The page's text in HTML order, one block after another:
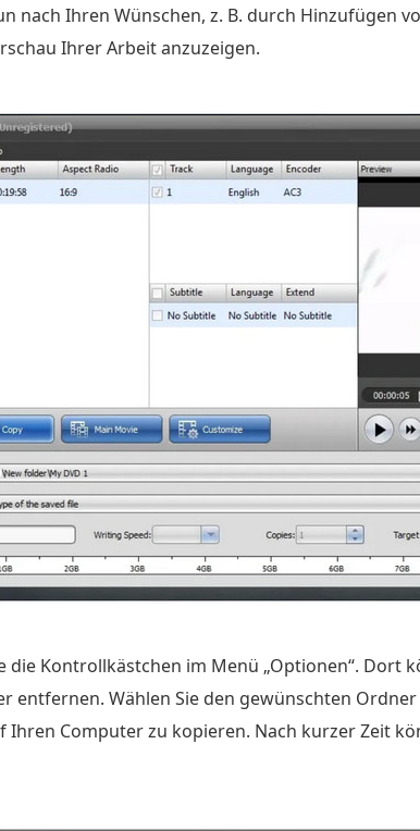
nach Ihren Wünschen, z. B. durch Hinzufügen
Ihrer Arbeit anzuzeigen.
die Kontrollkästchen im Menü „Optionen“. Dort
entfernen. Wählen Sie den gewünschten
Ihren Computer zu kopieren. Nach kurzer Zeit